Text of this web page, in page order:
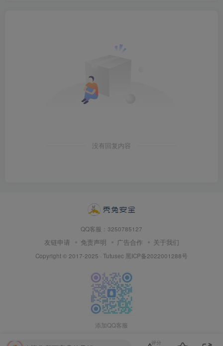
没有回复内容
QQ客服：3250785127
友链申请 免责声明 广告合作 关于我们
Copyright © 2017-2025 · Tutusec 黑ICP备2022001288号
添加QQ客服
评分